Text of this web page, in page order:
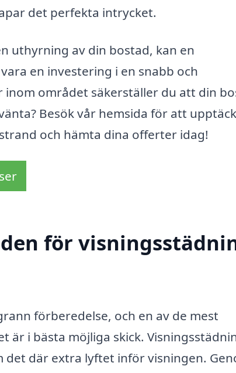
det perfekta intrycket.
uthyrning av din bostad, kan en
en investering i en snabb och
området säkerställer du att din
Besök vår hemsida för att
och hämta dina offerter idag!
för
förberedelse, och en av de mest
är i bästa möjliga skick.
där extra lyftet inför visningen.